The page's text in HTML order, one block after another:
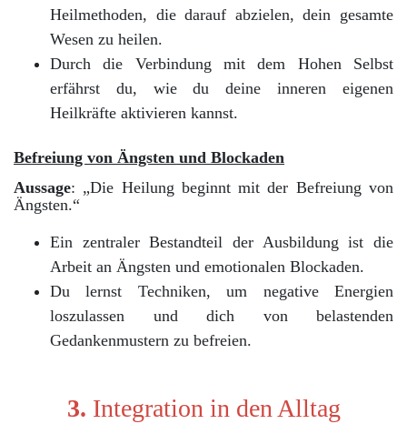
Heilmethoden, die darauf abzielen, dein gesamte
Wesen zu heilen.
Durch die Verbindung mit dem Hohen Selbst
erfährst du, wie du deine inneren eigenen
Heilkräfte aktivieren kannst.
Befreiung von Ängsten und Blockaden
Aussage: „Die Heilung beginnt mit der Befreiung von
Ängsten.“
Ein zentraler Bestandteil der Ausbildung ist die
Arbeit an Ängsten und emotionalen Blockaden.
Du lernst Techniken, um negative Energien
loszulassen und dich von belastenden
Gedankenmustern zu befreien.
3. Integration in den Alltag